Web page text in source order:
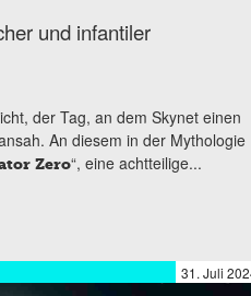
und infantiler
der Tag, an dem Skynet einen
An diesem in der Mythologie
Zero“, eine achtteilige...
31. Juli